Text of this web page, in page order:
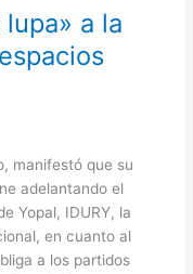
a la
manifestó que su
adelantando el
Yopal, IDURY, la
en cuanto al
a los partidos